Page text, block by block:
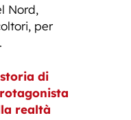
Nord,
per
di
realtà